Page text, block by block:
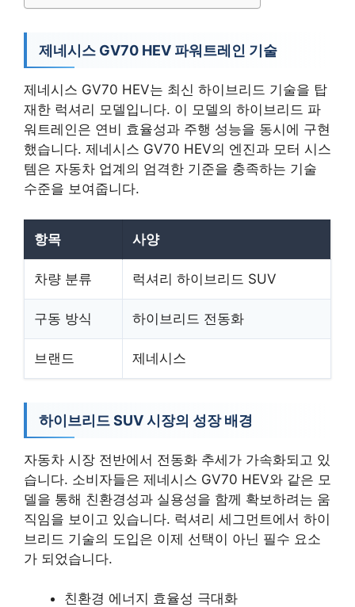
제네시스 GV70 HEV 파워트레인 기술
제네시스 GV70 HEV는 최신 하이브리드 기술을 탑
재한 럭셔리 모델입니다. 이 모델의 하이브리드 파
워트레인은 연비 효율성과 주행 성능을 동시에 구현
했습니다. 제네시스 GV70 HEV의 엔진과 모터 시스
템은 자동차 업계의 엄격한 기준을 충족하는 기술
수준을 보여줍니다.
항목 사양
차량 분류 럭셔리 하이브리드 SUV
구동 방식 하이브리드 전동화
브랜드 제네시스
하이브리드 SUV 시장의 성장 배경
자동차 시장 전반에서 전동화 추세가 가속화되고 있
습니다. 소비자들은 제네시스 GV70 HEV와 같은 모
델을 통해 친환경성과 실용성을 함께 확보하려는 움
직임을 보이고 있습니다. 럭셔리 세그먼트에서 하이
브리드 기술의 도입은 이제 선택이 아닌 필수 요소
가 되었습니다.
친환경 에너지 효율성 극대화